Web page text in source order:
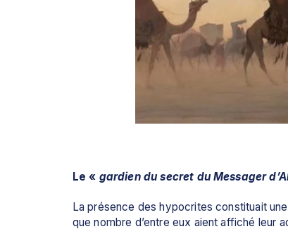
Le « gardien du secret du Messager
La présence des hypocrites constituait
que nombre d’entre eux aient affiché leur